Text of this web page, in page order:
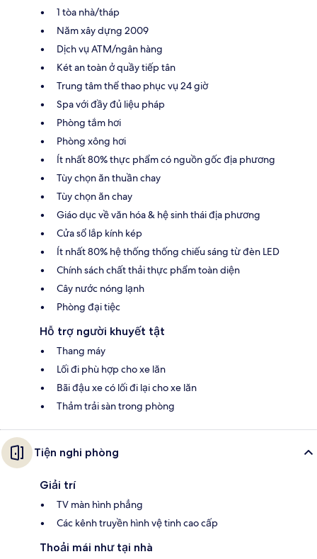
1 tòa nhà/tháp
Năm xây dựng 2009
Dịch vụ ATM/ngân hàng
Két an toàn ở quầy tiếp tân
Trung tâm thể thao phục vụ 24 giờ
Spa với đầy đủ liệu pháp
Phòng tắm hơi
Phòng xông hơi
Ít nhất 80% thực phẩm có nguồn gốc địa phương
Tùy chọn ăn thuần chay
Tùy chọn ăn chay
Giáo dục về văn hóa & hệ sinh thái địa phương
Cửa sổ lắp kính kép
Ít nhất 80% hệ thống thống chiếu sáng từ đèn LED
Chính sách chất thải thực phẩm toàn diện
Cây nước nóng lạnh
Phòng đại tiệc
Hỗ trợ người khuyết tật
Thang máy
Lối đi phù hợp cho xe lăn
Bãi đậu xe có lối đi lại cho xe lăn
Thảm trải sàn trong phòng
Tiện nghi phòng
Giải trí
TV màn hình phẳng
Các kênh truyền hình vệ tinh cao cấp
Thoải mái như tại nhà